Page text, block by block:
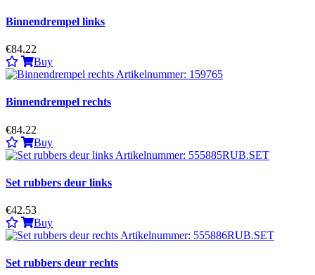
Binnendrempel links
€84.22
Buy
Binnendrempel rechts
€84.22
Buy
Set rubbers deur links
€42.53
Buy
Set rubbers deur rechts